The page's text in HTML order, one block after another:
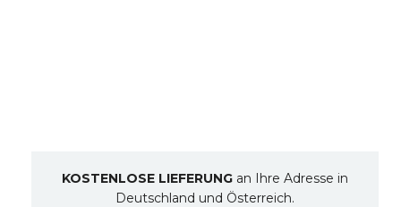
KOSTENLOSE LIEFERUNG an Ihre Adresse in
Deutschland und Österreich.